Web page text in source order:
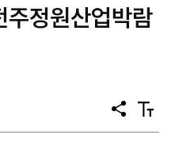
정원산업박람
공
유
텍
스